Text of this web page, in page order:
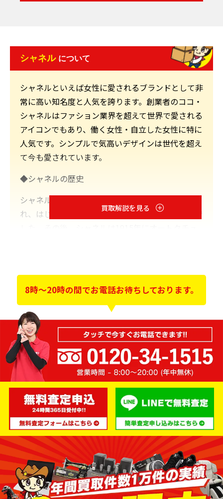
シャネル について
シャネルといえば女性に愛されるブランドとして非
常に高い知名度と人気を誇ります。創業者のココ・
シャネルはファション業界を超えて世界で愛される
アイコンでもあり、働く女性・自立した女性に特に
人気です。シンプルで気高いデザインは世代を超え
て今も愛されています。
◆シャネルの歴史
シャネルはココ・シャネルの手で1910年に創業さ
れ、はじめは帽子の製造販売を展開するブランドで
します。こうした積極的な商品展開もあり、現在の
シャネルは洋服、化粧品、高水位、アクセサリー
類、時計といった幅広いラインナップを揃えたハイ
ブランドとなっています。
◆人気のシャネルアイテム
シャネルの人気の秘密はデザイン性と品質を両立さ
せた商品の質によるところも大きいですが、多くの
人に愛されるアイコンであるココ・シャネルの影響
によるところもあります。ココ・シャネルは古い時
代の価値観にとらわれない自由でスタイリッシュな
新時代の女性像を作り上げ、こうした価値観がアイ
テムに反映されているためシャネルは人気なので
す。また、シャネル創業当時は女性のファッション
というとラグジュアリーで華美なものも多かったの
ですが、そこにココ・シャネルはシンプルでスタイ
買取解説を見る
8時～20時の間でお電話お待ちしております。